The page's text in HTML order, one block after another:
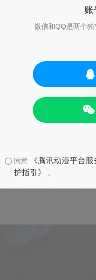
账
微信和QQ是两个
同意 《腾讯动漫平台服
护指引》
。